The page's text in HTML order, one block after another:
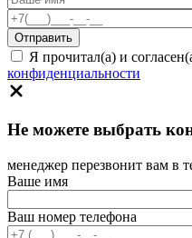
Я прочитал(а) и
конфиденциальности
Не можете выбрать
менеджер перезвонит вам в
Ваше имя
Ваш номер телефона